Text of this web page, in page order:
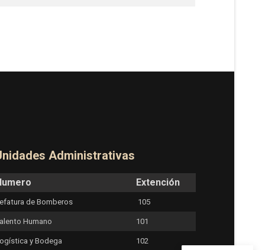
Administrativas
Extención
de Bomberos 105
Humano 101
y Bodega 102